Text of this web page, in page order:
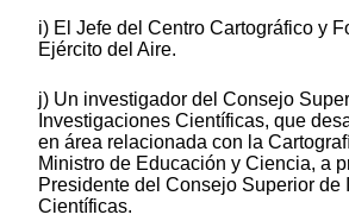
i) El Jefe del Centro Cartográfico y
Ejército del Aire.
j) Un investigador del Consejo
Investigaciones Científicas, que
en área relacionada con la
Ministro de Educación y Ciencia, a
Presidente del Consejo Superior de
Científicas.